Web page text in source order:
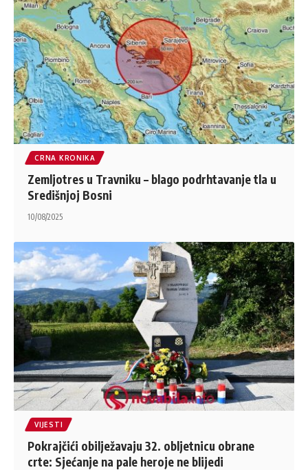
CRNA KRONIKA
Zemljotres u Travniku – blago podrhtavanje tla u
Središnjoj Bosni
10/08/2025
VIJESTI
Pokrajčići obilježavaju 32. obljetnicu obrane
crte: Sjećanje na pale heroje ne blijedi